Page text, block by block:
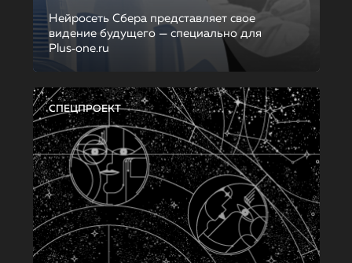
Нейросеть Сбера представляет свое
видение будущего — специально для
Plus‑one.ru
СПЕЦПРОЕКТ